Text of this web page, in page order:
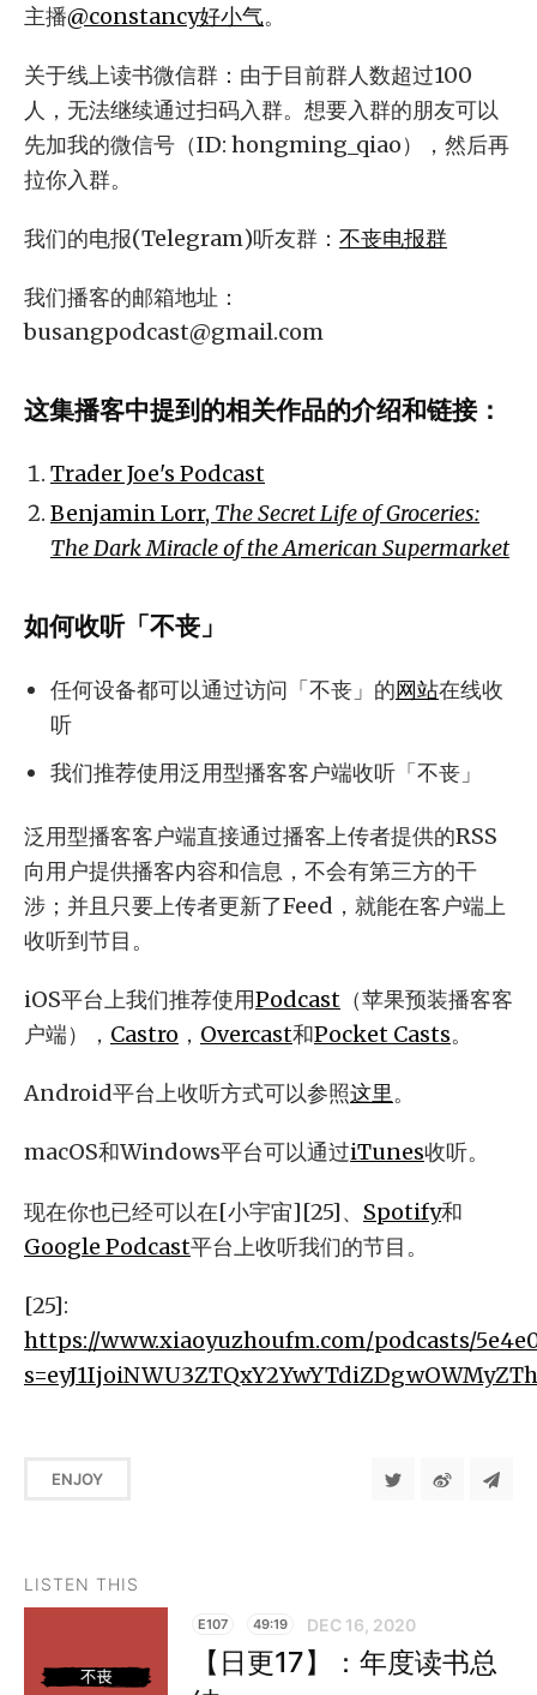
主播@constancy好小气。
关于线上读书微信群：由于目前群人数超过100
人，无法继续通过扫码入群。想要入群的朋友可以
先加我的微信号（ID: hongming_qiao），然后再
拉你入群。
我们的电报(Telegram)听友群： 不丧电报群
我们播客的邮箱地址：
busangpodcast@gmail.com
这集播客中提到的相关作品的介绍和链接：
Trader Joe's Podcast
Benjamin Lorr, The Secret Life of Groceries:
The Dark Miracle of the American Supermarket
如何收听「不丧」
任何设备都可以通过访问「不丧」的网站在线收
听
我们推荐使用泛用型播客客户端收听「不丧」
泛用型播客客户端直接通过播客上传者提供的RSS
向用户提供播客内容和信息，不会有第三方的干
涉；并且只要上传者更新了Feed，就能在客户端上
收听到节目。
iOS平台上我们推荐使用Podcast （苹果预装播客客
户端）， Castro ， Overcast和Pocket Casts。
Android平台上收听方式可以参照这里。
macOS和Windows平台可以通过iTunes收听。
现在你也已经可以在[小宇宙][25]、 Spotify和
Google Podcast平台上收听我们的节目。
[25]:
https://www.xiaoyuzhoufm.com/podcasts/
ENJOY
LISTEN THIS
E107 49:19 DEC 16, 2020
【日更17】：年度读书总